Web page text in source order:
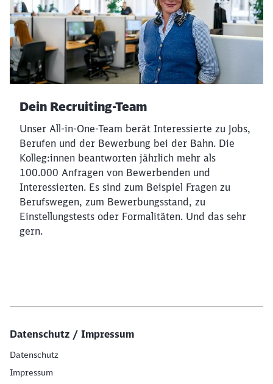
Dein Recruiting-Team
Unser All-in-One-Team berät Interessierte zu Jobs,
Berufen und der Bewerbung bei der Bahn. Die
Kolleg:innen beantworten jährlich mehr als
100.000 Anfragen von Bewerbenden und
Interessierten. Es sind zum Beispiel Fragen zu
Berufswegen, zum Bewerbungsstand, zu
Einstellungstests oder Formalitäten. Und das sehr
gern.
Datenschutz / Impressum
Datenschutz
Impressum